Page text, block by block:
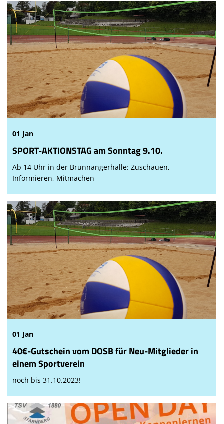
01 Jan
SPORT-AKTIONSTAG am Sonntag 9.10.
Ab 14 Uhr in der Brunnangerhalle: Zuschauen,
Informieren, Mitmachen
01 Jan
40€-Gutschein vom DOSB für Neu-Mitglieder in
einem Sportverein
noch bis 31.10.2023!